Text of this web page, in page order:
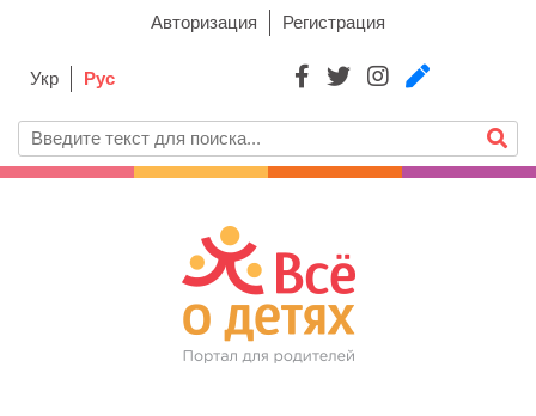
Авторизация Регистрация
Укр Рус